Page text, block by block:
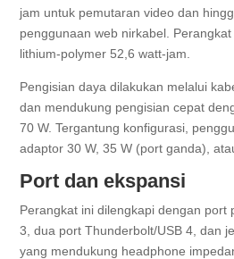
jam untuk pemutaran video dan
penggunaan web nirkabel.
lithium-polymer 52,6 watt-jam.
Pengisian daya dilakukan melalui
dan mendukung pengisian cepat
70 W. Tergantung konfigurasi,
adaptor 30 W, 35 W (port ganda),
Port dan ekspansi
Perangkat ini dilengkapi dengan port
3, dua port Thunderbolt/USB 4, dan
yang mendukung headphone